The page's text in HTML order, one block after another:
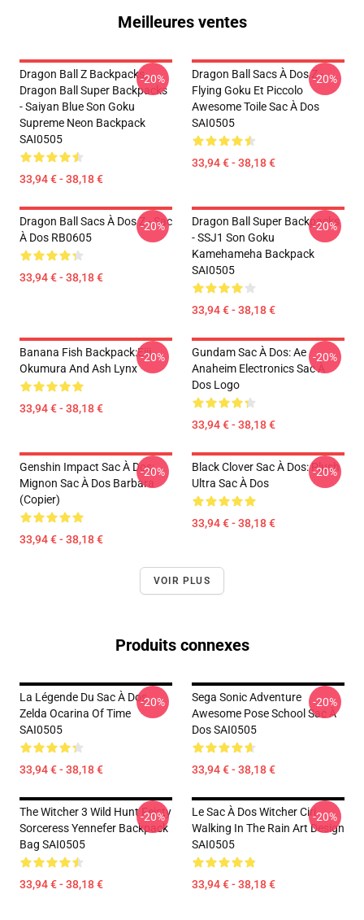
Meilleures ventes
Dragon Ball Z Backpacks,
Dragon Ball Super Backpacks
- Saiyan Blue Son Goku
Supreme Neon Backpack
SAI0505
33,94 € - 38,18 €
-20%
Dragon Ball Sacs À Dos Z -
Flying Goku Et Piccolo
Awesome Toile Sac À Dos
SAI0505
33,94 € - 38,18 €
-20%
Dragon Ball Sacs À Dos Z - Sac
À Dos RB0605
33,94 € - 38,18 €
-20%
Dragon Ball Super Backpacks
- SSJ1 Son Goku
Kamehameha Backpack
SAI0505
33,94 € - 38,18 €
-20%
Banana Fish Backpack:Eiji
Okumura And Ash Lynx
33,94 € - 38,18 €
-20%
Gundam Sac À Dos: Ae
Anaheim Electronics Sac À
Dos Logo
33,94 € - 38,18 €
-20%
Genshin Impact Sac À Dos:
Mignon Sac À Dos Barbara
(Copier)
33,94 € - 38,18 €
-20%
Black Clover Sac À Dos: Plush
Ultra Sac À Dos
33,94 € - 38,18 €
-20%
VOIR PLUS
Produits connexes
La Légende Du Sac À Dos
Zelda Ocarina Of Time
SAI0505
33,94 € - 38,18 €
-20%
Sega Sonic Adventure
Awesome Pose School Sac À
Dos SAI0505
33,94 € - 38,18 €
-20%
The Witcher 3 Wild Hunt Feisty
Sorceress Yennefer Backpack
Bag SAI0505
33,94 € - 38,18 €
-20%
Le Sac À Dos Witcher Ciri
Walking In The Rain Art Design
SAI0505
33,94 € - 38,18 €
-20%